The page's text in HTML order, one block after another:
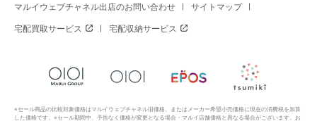
マルイウェブチャネル出店のお問い合わせ サイトマップ
宅配買取サービス 宅配収納サービス
※セール商品の比較対象価格はマルイウェブチャネル旧価格、またはメーカー希望小売価格に現在の消費税を加算
した価格です。※セール期間中、予告なく価格が変更となる場合・マルイ店舗価格と異なる場合がございます。お